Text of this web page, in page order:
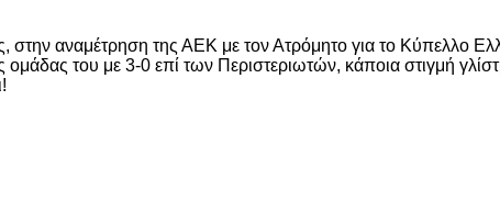
αναμέτρηση της ΑΕΚ με τον Ατρόμητο για το Κύπελλο
του με 3-0 επί των Περιστεριωτών, κάποια στιγμή